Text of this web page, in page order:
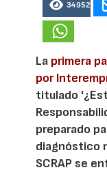
34952
La primera
por
titulado
preparado
diagnóstico
SCRAP se